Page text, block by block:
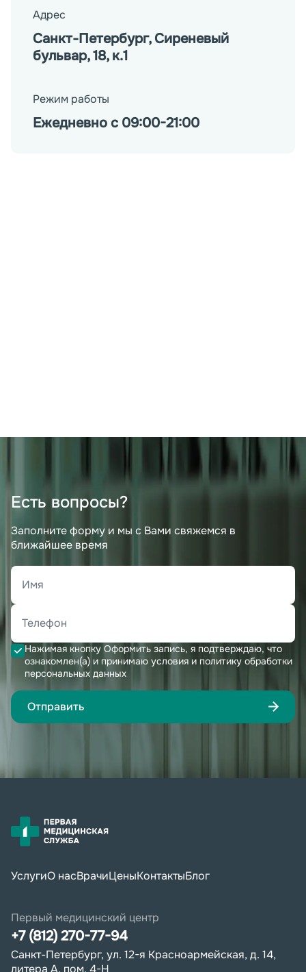
Адрес
Санкт-Петербург, Сиреневый
бульвар, 18, к.1
Режим работы
Ежедневно с 09:00-21:00
Есть вопросы?
Заполните форму и мы с Вами свяжемся в
ближайшее время
Нажимая кнопку Оформить запись, я подтверждаю, что
ознакомлен(а) и принимаю условия и политику обработки
персональных данных
Отправить
УслугиО насВрачиЦеныКонтактыБлог
Первый медицинский центр
+7 (812) 270-77-94
Санкт-Петербург, ул. 12-я Красноармейская, д. 14,
литера А, пом. 4-Н